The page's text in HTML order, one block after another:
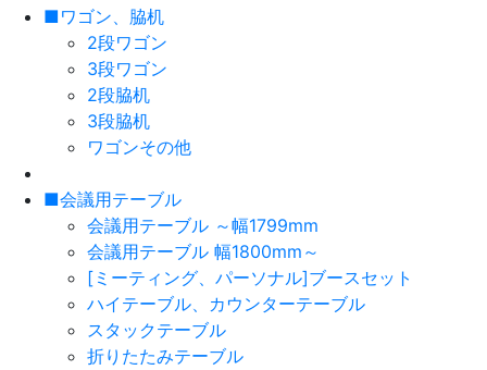
■ワゴン、脇机
2段ワゴン
3段ワゴン
2段脇机
3段脇机
ワゴンその他
■会議用テーブル
会議用テーブル ～幅1799mm
会議用テーブル 幅1800mm～
[ミーティング、パーソナル]ブースセット
ハイテーブル、カウンターテーブル
スタックテーブル
折りたたみテーブル